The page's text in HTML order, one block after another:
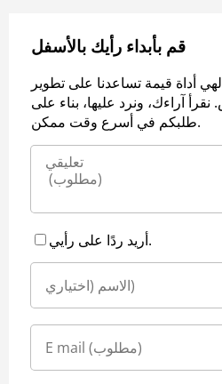
قم بأبداء رأيك بالأسفل
أداة قيمة تساعدنا على تطوير
آراءك، ونرد عليها، بناء على
طلبكم في أسرع وقت ممكن.
أريد ردًا على رأيي.